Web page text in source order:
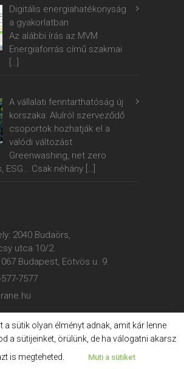
Digitális energiahatékonyság
a gyakorlatban
Az alábbi írás az MVM
Energiaforrás című szakmai
[…]
A vállalati fenntarthatóság új
korszaka: Alulról szerveződő
csoportok hozhatják el a
valódi változást
Greenwashing, net zero
ESG… Csak néhány […]
2040 Budaörs,
utca 10/2.
Budapest, Eötvös u. 9.
7577
- 2023. Crane International
a sütik olyan élményt adnak, amit kár lenne
a sütijeinket, örülünk, de ha válogatni akarsz
is megteheted.
Muti a sütiket